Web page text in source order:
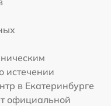
истечении
в Екатеринбурге
официальной